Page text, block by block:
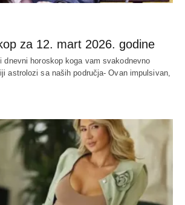
za 12. mart 2026. godine
dnevni horoskop koga vam svakodnevno
astrolozi sa naših područja- Ovan impulsivan,